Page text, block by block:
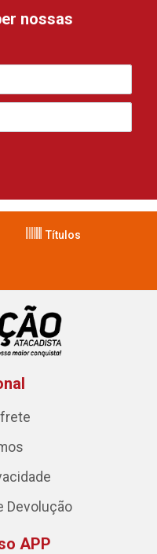
nossas
Títulos
Devolução
APP